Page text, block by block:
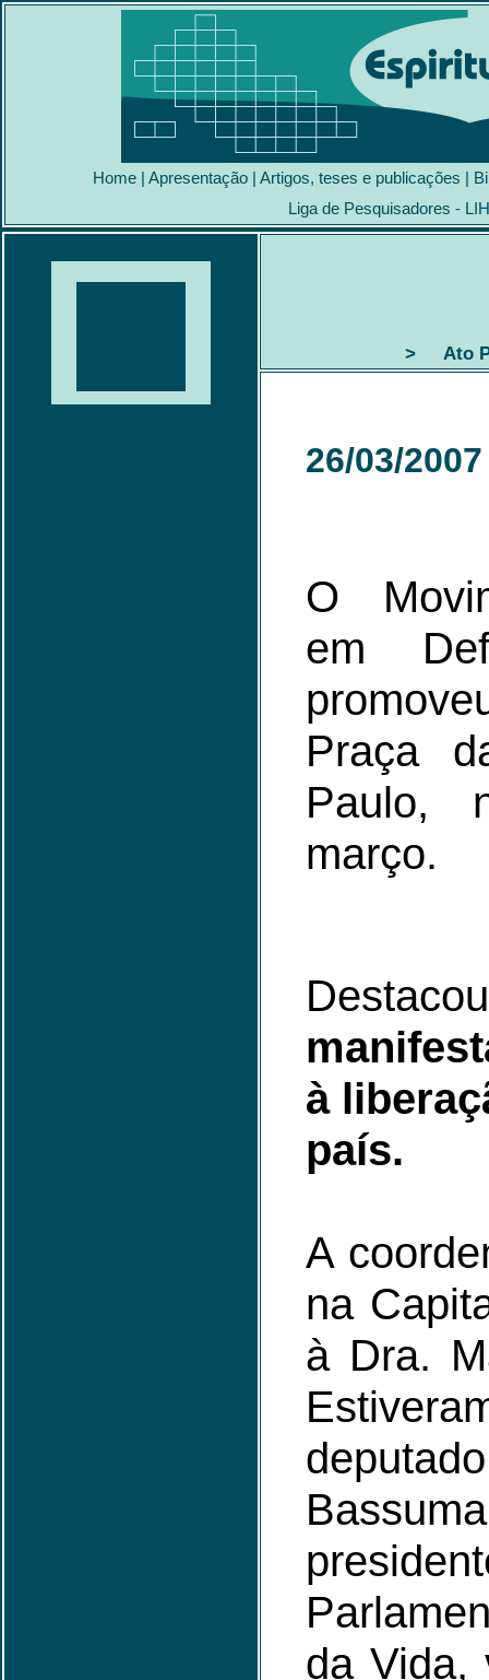
Home | Apresentação | Artigos, teses e publicações |
Liga de Pesquisadores -
> Ato
26/03/2007
O
em
Praça
Paulo,
março.
à
país.
A
na
à Dra.
da Vida,